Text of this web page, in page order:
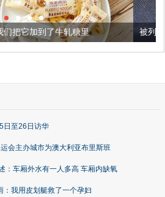
糖里 被列入佛家七宝的它到
日至26日访华
会主办城市为澳大利亚布里斯班
：车厢外水有一人多高 车厢内缺氧
：我用皮划艇救了一个孕妇